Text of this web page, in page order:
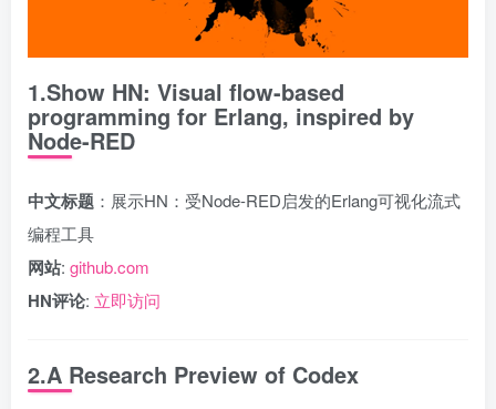
1.Show HN: Visual flow-based
programming for Erlang, inspired by
Node-RED
中文标题 ：展示HN：受Node-RED启发的Erlang可视化流式
编程工具
网站: github.com
HN评论: 立即访问
2.A Research Preview of Codex